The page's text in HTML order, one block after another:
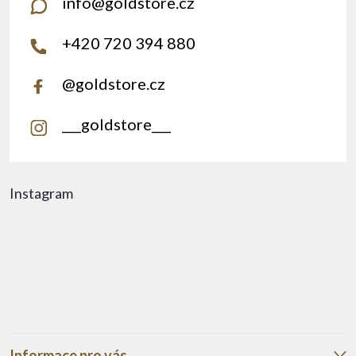
Instagram
+420 720 394 880
@goldstore.cz
___goldstore___